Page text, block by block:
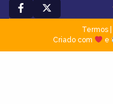
Termos|
Criado com
e